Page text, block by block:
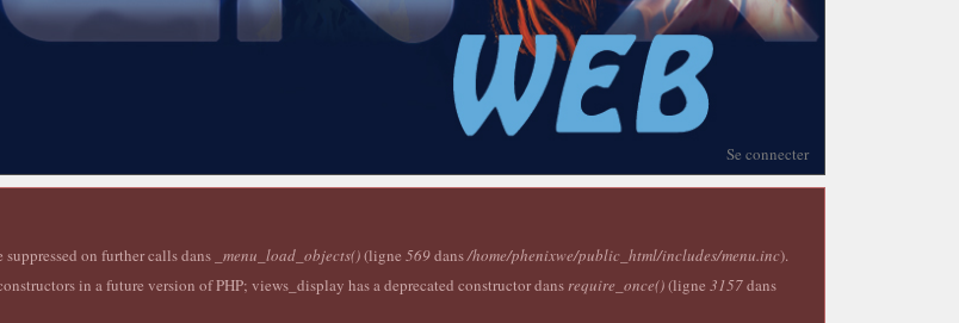
Se connecter
on further calls dans _menu_load_objects()(ligne 569dans/home/phenixwe/public_html/includes/menu.inc).
in a future version of PHP; views_display has a deprecated constructor dans require_once()(ligne 3157dans